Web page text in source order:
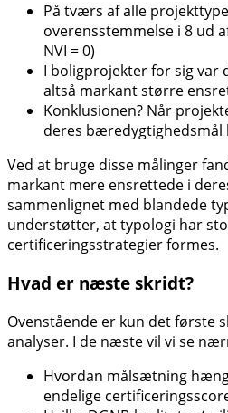
På tværs af alle
overensstemmelse i 8 ud
NVI = 0)
I boligprojekter for sig var
altså markant større
Konklusionen? Når
deres bæredygtighedsmål
Ved at bruge disse målinger
markant mere ensrettede i
sammenlignet med blandede
understøtter, at typologi har
certificeringsstrategier formes.
Hvad er næste skridt?
Ovenstående er kun det første
analyser. I de næste vil vi se
Hvordan målsætning
endelige